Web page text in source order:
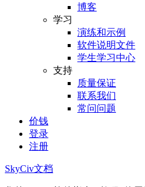
博客
学习
演练和示例
软件说明文件
学生学习中心
支持
质量保证
联系我们
常问问题
价钱
登录
注册
SkyCiv文档